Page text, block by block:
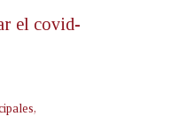
el covid-